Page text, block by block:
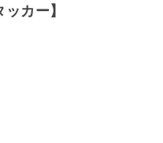
カー】